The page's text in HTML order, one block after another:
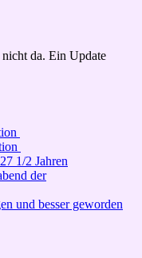
da. Ein Update
1/2 Jahren
der
und besser geworden